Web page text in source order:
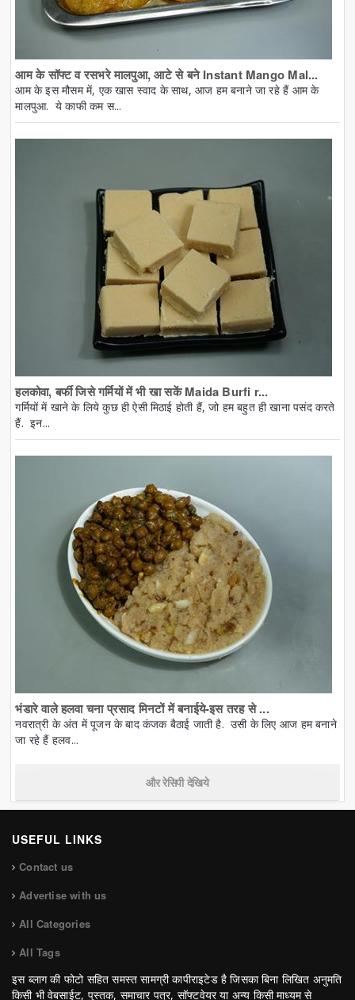
आम के सॉफ्ट व रसभरे मालपुआ, आटे से बने Instant Mango Mal...
आम के इस मौसम में, एक खास स्वाद के साथ, आज हम बनाने जा रहे हैं आम के
मालपुआ. ये काफी कम स...
हलकोवा, बर्फी जिसे गर्मियों में भी खा सकें Maida Burfi r...
गर्मियों में खाने के लिये कुछ ही ऐसी मिठाई होती हैं, जो हम बहुत ही खाना पसंद करते
हैं. इन...
भंडारे वाले हलवा चना प्रसाद मिनटों में बनाईये-इस तरह से ...
नवरात्री के अंत में पूजन के बाद कंजक बैठाई जाती है. उसी के लिए आज हम बनाने
जा रहे हैं हलव...
और रेसिपी देखिये
USEFUL LINKS
Contact us
Advertise with us
All Categories
All Tags
इस ब्लाग की फोटो सहित समस्त सामग्री कापीराइटेड है जिसका बिना लिखित अनुमति
किसी भी वेबसाईट, पुस्तक, समाचार पत्र, सॉफ्टवेयर या अन्य किसी माध्यम से